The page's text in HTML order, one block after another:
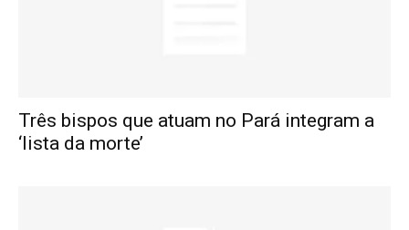
Três bispos que atuam no Pará integram a
‘lista da morte’